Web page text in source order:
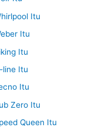
Itu
Itu
Itu
line Itu
Itu
Zero Itu
Queen Itu